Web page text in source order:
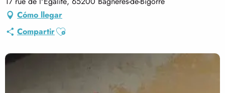
Cómo llegar
CompartirAjouter aux favoris